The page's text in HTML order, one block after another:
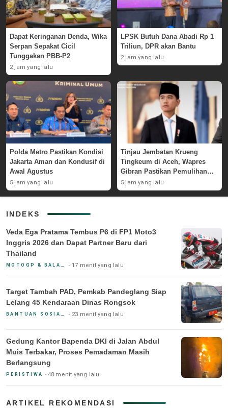
Dapat Keringanan Denda, Wika
Serpan Sepakat Cicil
Tunggakan PBB-P2
2 jam yang lalu
LPSK Butuh Dana Abadi Rp 1
Triliun, DPR akan Bantu
2 jam yang lalu
Polda Metro Pastikan Kondisi
Jakarta Aman dan Kondusif di
Awal Agustus
5 jam yang lalu
Tinjau Jembatan Krueng
Tingkeum di Aceh, Wapres
Gibran Pastikan Pemulihan
Pascabencana
5 jam yang lalu
INDEKS
Veda Ega Pratama Tembus P6 di FP1 Moto3
Inggris 2026 dan Dapat Partner Baru dari
Thailand
17 menit yang lalu
Target Tambah PAD, Pemkab Pandeglang Siap
Lelang 45 Kendaraan Dinas Rongsok
BANTUAN SOSIAL & PEMERINTAH 23 menit yang lalu
Gedung Kantor Bapenda DKI di Jalan Abdul
Muis Terbakar, Proses Pemadaman Masih
Berlangsung
PERISTIWA 48 menit yang lalu
ARTIKEL REKOMENDASI